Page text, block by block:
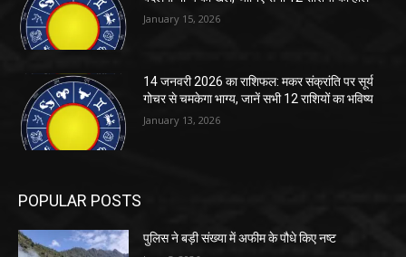
January 15, 2026
14 जनवरी 2026 का राशिफल: मकर संक्रांति पर सूर्य
गोचर से चमकेगा भाग्य, जानें सभी 12 राशियों का भविष्य
January 13, 2026
POPULAR POSTS
पुलिस ने बड़ी संख्या में अफीम के पौधे किए नष्ट